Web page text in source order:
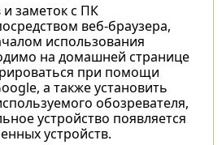
заметок с ПК
веб-браузера,
использования
на домашней странице
при помощи
а также установить
обозревателя,
устройство появляется
устройств.